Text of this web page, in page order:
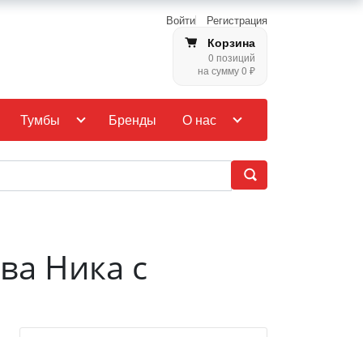
Войти Регистрация
Корзина
0 позиций
на сумму 0 ₽
Тумбы Бренды О нас
Ника с